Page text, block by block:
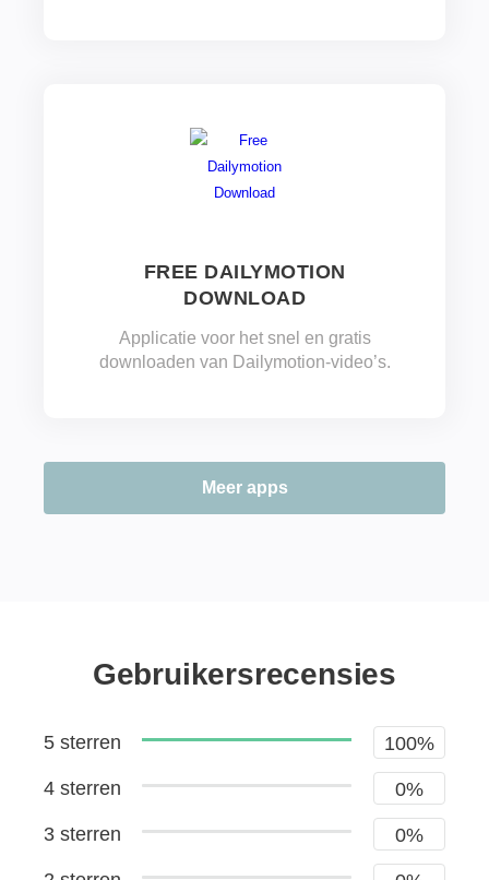
FREE DAILYMOTION
DOWNLOAD
Applicatie voor het snel en gratis
downloaden van Dailymotion-video’s.
Meer apps
Gebruikersrecensies
5 sterren 100%
4 sterren 0%
3 sterren 0%